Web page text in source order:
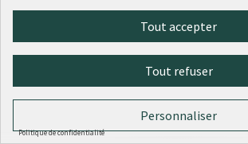
Tout accepter
Tout refuser
Personnaliser
Politique de confidentialité